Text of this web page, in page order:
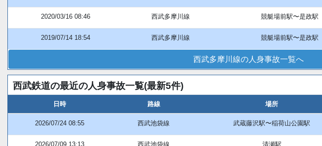
2020/03/16 08:46 西武多摩川線 競艇場前駅〜是政駅
2019/07/14 18:54 西武多摩川線 競艇場前駅〜是政駅
西武多摩川線の人身事故一覧へ
西武鉄道の最近の人身事故一覧(最新5件)
日時 路線 場所
2026/07/24 08:55 西武池袋線 武蔵藤沢駅〜稲荷山公園駅
2026/07/09 13:13 西武池袋線 清瀬駅